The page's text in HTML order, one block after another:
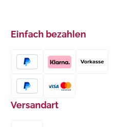
Einfach bezahlen
Versandart